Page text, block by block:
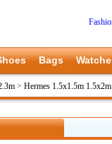
Bags
> Hermes 1.5x1.5m